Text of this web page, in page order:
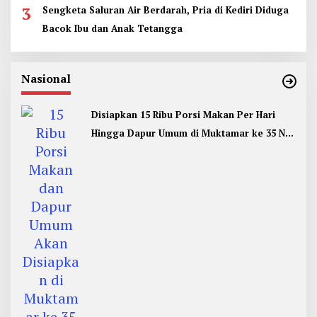
3
Sengketa Saluran Air Berdarah, Pria di Kediri Diduga
Bacok Ibu dan Anak Tetangga
Nasional
Disiapkan 15 Ribu Porsi Makan Per Hari
Hingga Dapur Umum di Muktamar ke 35 NU